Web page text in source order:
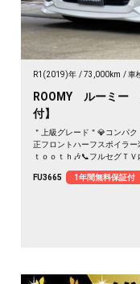
R1(2019)年 73,000km 車
ROOMY ルーミ
付】
＂上級グレード＂💎コンパ
正フロントハーフスポイラ
ｔｏｏｔｈ🎶📞フルセグＴ
アシスト搭載🌈ＬＥＤヘッド
FU3665 1年間無料保証付